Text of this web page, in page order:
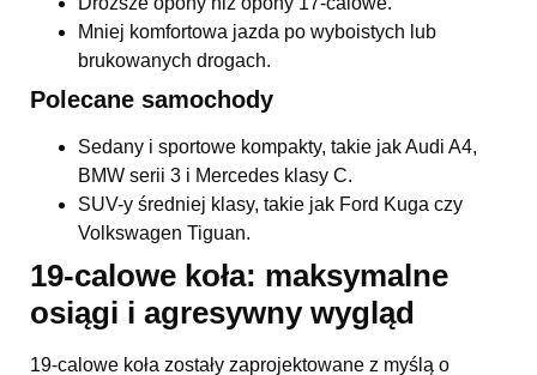
Mniej komfortowa jazda po wyboistych lub
brukowanych drogach.
Polecane samochody
Sedany i sportowe kompakty, takie jak Audi A4,
BMW serii 3 i Mercedes klasy C.
SUV-y średniej klasy, takie jak Ford Kuga czy
Volkswagen Tiguan.
19-calowe koła: maksymalne
osiągi i agresywny wygląd
19-calowe koła zostały zaprojektowane z myślą o